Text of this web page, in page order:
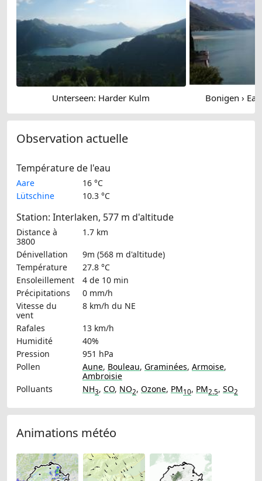
Unterseen: Harder Kulm Bonigen ›
Observation actuelle
Température de l'eau
Aare
16 °C
Lütschine
10.3 °C
Station: Interlaken, 577 m d'altitude
Distance à
3800
1.7 km
Dénivellation
9m (568 m d'altitude)
Température
27.8 °C
Ensoleillement
4 de 10 min
Précipitations
0 mm/h
Vitesse du
vent
8 km/h du NE
Rafales
13 km/h
Humidité
40%
Pression
951 hPa
Pollen
Aune, Bouleau, Graminées, Armoise,
Ambroisie
Polluants
NH3, CO, NO2, Ozone, PM10, PM2.5, SO2
Animations météo